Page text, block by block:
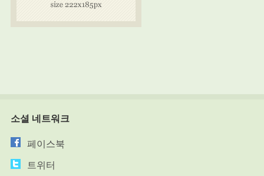
소셜 네트워크
페이스북
트위터